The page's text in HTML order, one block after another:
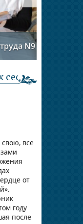
N9
все
от
году
после